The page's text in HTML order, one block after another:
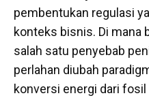
pembentukan regulasi
konteks bisnis. Di mana
salah satu penyebab
perlahan diubah
konversi energi dari